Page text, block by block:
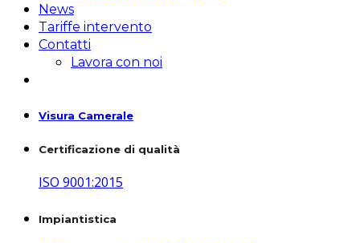
News
Tariffe intervento
Contatti
Lavora con noi
Visura Camerale
Certificazione di qualità
ISO 9001:2015
Impiantistica